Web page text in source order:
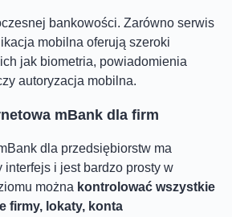
bankowości. Zarówno serwis
mobilna oferują szeroki
jak biometria, powiadomienia
autoryzacja mobilna.
mBank dla firm
dla przedsiębiorstw ma
interfejs i jest bardzo prosty w
można kontrolować wszystkie
firmy, lokaty, konta